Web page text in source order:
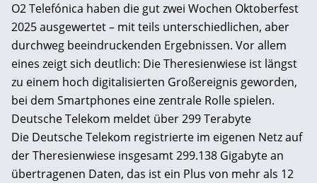
O2 Telefónica haben die gut zwei Wochen Oktoberfest
2025 ausgewertet – mit teils unterschiedlichen, aber
durchweg beeindruckenden Ergebnissen. Vor allem
eines zeigt sich deutlich: Die Theresienwiese ist längst
zu einem hoch digitalisierten Großereignis geworden,
bei dem Smartphones eine zentrale Rolle spielen.
Deutsche Telekom meldet über 299 Terabyte
Die Deutsche Telekom registrierte im eigenen Netz auf
der Theresienwiese insgesamt 299.138 Gigabyte an
übertragenen Daten, das ist ein Plus von mehr als 12